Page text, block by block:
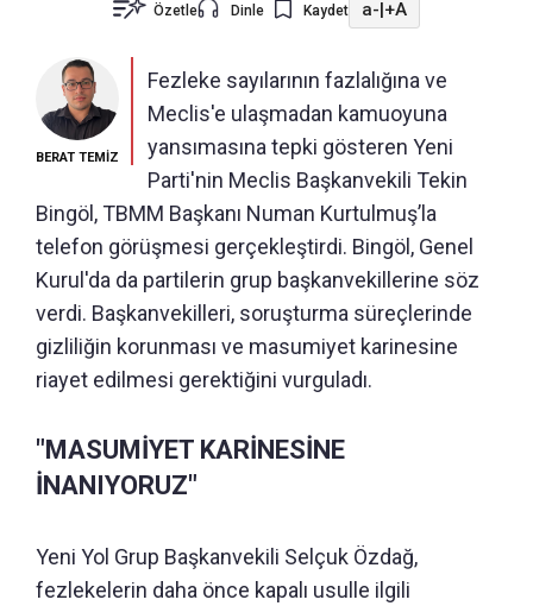
Özetle Dinle Kaydet a- +A
BERAT TEMİZ
Fezleke sayılarının fazlalığına ve
Meclis'e ulaşmadan kamuoyuna
yansımasına tepki gösteren Yeni
Parti'nin Meclis Başkanvekili Tekin
Bingöl, TBMM Başkanı Numan Kurtulmuş’la
telefon görüşmesi gerçekleştirdi. Bingöl, Genel
Kurul'da da partilerin grup başkanvekillerine söz
verdi. Başkanvekilleri, soruşturma süreçlerinde
gizliliğin korunması ve masumiyet karinesine
riayet edilmesi gerektiğini vurguladı.
"MASUMİYET KARİNESİNE
İNANIYORUZ"
Yeni Yol Grup Başkanvekili Selçuk Özdağ,
fezlekelerin daha önce kapalı usulle ilgili